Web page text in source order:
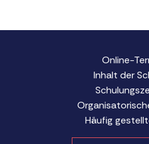
Online-
Inhalt der
Häufig